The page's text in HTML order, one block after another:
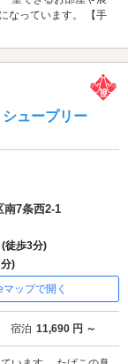
なっています。 【手
ュープリー
うち4
南7条西2-1
徒歩3分)
)
ップで開く
宿泊 11,690 円 ～